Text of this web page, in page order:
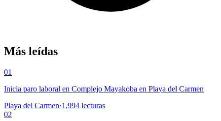
Más leídas
01
Inicia paro laboral en Complejo Mayakoba en Playa del Carmen
Playa del Carmen·1,994 lecturas
02